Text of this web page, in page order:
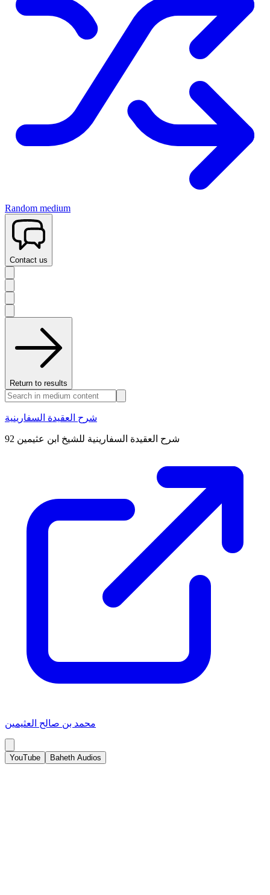
Random medium
Contact us
Return to results
شرح العقيدة السفارينية
شرح العقيدة السفارينية للشيخ ابن عثيمين 92
محمد بن صالح العثيمين
YouTube Baheth Audios